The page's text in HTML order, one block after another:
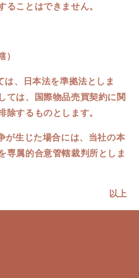
ることはできません。
）
は、日本法を準拠法としま
ては、国際物品売買契約に関
するものとします。
が生じた場合には、当社の本
専属的合意管轄裁判所としま
以上